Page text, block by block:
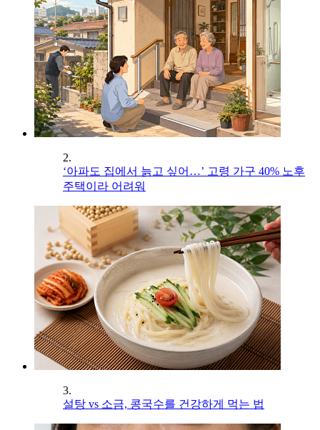
2.
‘아파도 집에서 늙고 싶어…’ 고령 가구 40% 노후
주택이라 어려워
3.
설탕 vs 소금, 콩국수를 건강하게 먹는 법